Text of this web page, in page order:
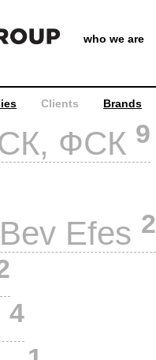
who we are
Clients Brands
ФСК 9
Efes 2
4